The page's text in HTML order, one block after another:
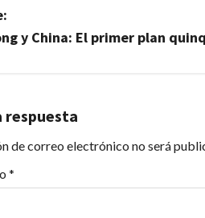
y China: El primer plan
respuesta
de correo electrónico no será
*